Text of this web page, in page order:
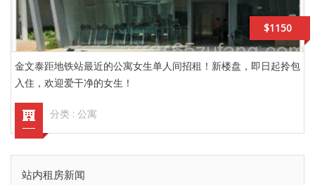
$1150
金文泰距地铁站最近的公寓女生单人间招租！新楼盘，即日起拎包
入住，欢迎爱干净的女生！
分类 : 公寓
站内租房新闻